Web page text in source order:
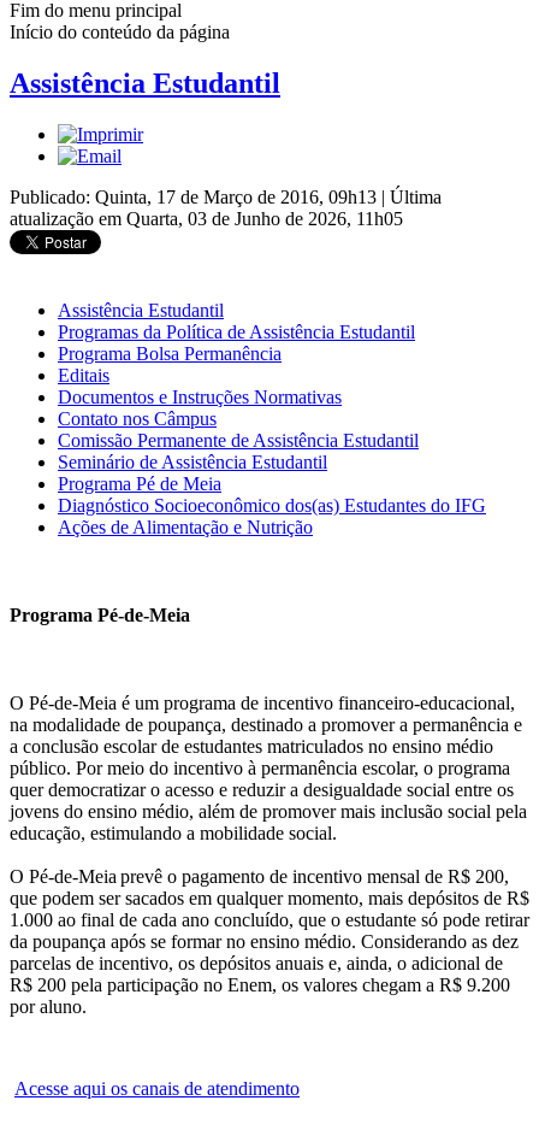
Fim do menu principal
Início do conteúdo da página
Assistência Estudantil
Publicado: Quinta, 17 de Março de 2016, 09h13 | Última
atualização em Quarta, 03 de Junho de 2026, 11h05
Assistência Estudantil
Programas da Política de Assistência Estudantil
Programa Bolsa Permanência
Editais
Documentos e Instruções Normativas
Contato nos Câmpus
Comissão Permanente de Assistência Estudantil
Seminário de Assistência Estudantil
Programa Pé de Meia
Diagnóstico Socioeconômico dos(as) Estudantes do IFG
Ações de Alimentação e Nutrição
Programa Pé-de-Meia
O Pé-de-Meia é um programa de incentivo financeiro-educacional,
na modalidade de poupança, destinado a promover a permanência e
a conclusão escolar de estudantes matriculados no ensino médio
público. Por meio do incentivo à permanência escolar, o programa
quer democratizar o acesso e reduzir a desigualdade social entre os
jovens do ensino médio, além de promover mais inclusão social pela
educação, estimulando a mobilidade social.
O Pé-de-Meia prevê o pagamento de incentivo mensal de R$ 200,
que podem ser sacados em qualquer momento, mais depósitos de R$
1.000 ao final de cada ano concluído, que o estudante só pode retirar
da poupança após se formar no ensino médio. Considerando as dez
parcelas de incentivo, os depósitos anuais e, ainda, o adicional de
R$ 200 pela participação no Enem, os valores chegam a R$ 9.200
por aluno.
Acesse aqui os canais de atendimento